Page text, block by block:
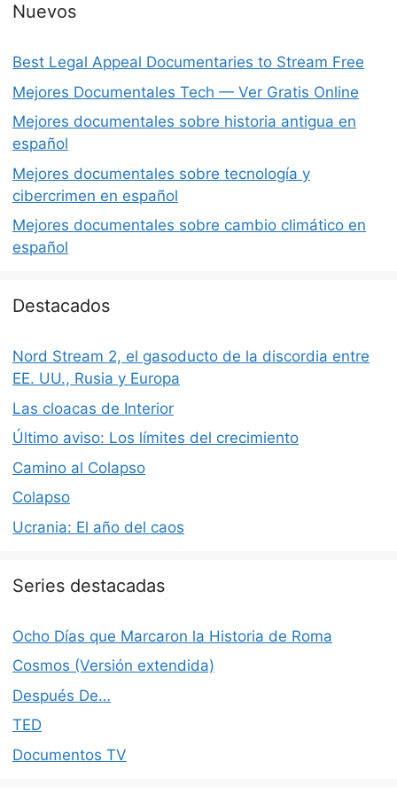
Nuevos
Best Legal Appeal Documentaries to Stream Free
Mejores Documentales Tech — Ver Gratis Online
Mejores documentales sobre historia antigua en
español
Mejores documentales sobre tecnología y
cibercrimen en español
Mejores documentales sobre cambio climático en
español
Destacados
Nord Stream 2, el gasoducto de la discordia entre
EE. UU., Rusia y Europa
Las cloacas de Interior
Último aviso: Los límites del crecimiento
Camino al Colapso
Colapso
Ucrania: El año del caos
Series destacadas
Ocho Días que Marcaron la Historia de Roma
Cosmos (Versión extendida)
Después De…
TED
Documentos TV